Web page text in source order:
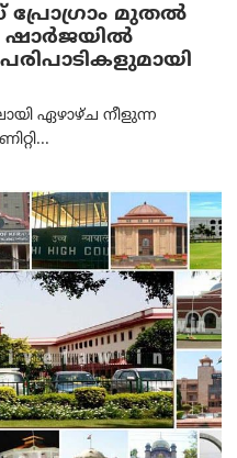
പ്രോ​ഗ്രാം മുതൽ
ഷാർജയിൽ
ഏഴാഴ്ച നീളുന്ന